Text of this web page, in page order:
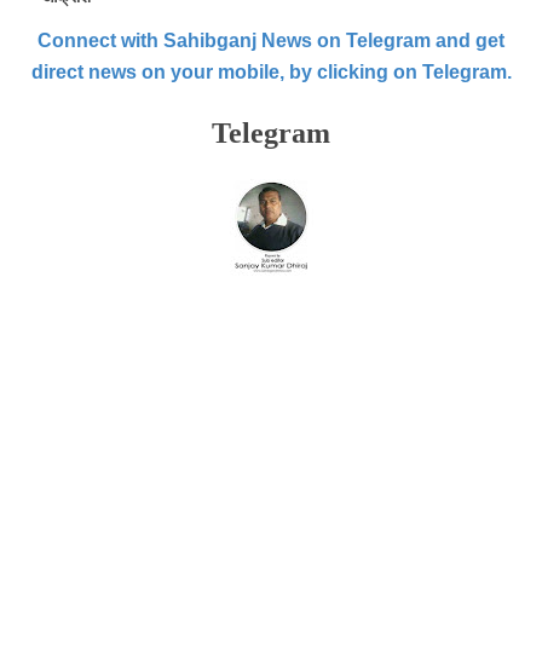
Connect with Sahibganj News on Telegram and get
direct news on your mobile, by clicking on Telegram.
Telegram